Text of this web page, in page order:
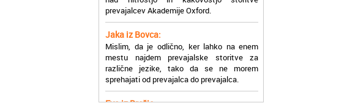
Jaka iz Bovca:
Mislim, da je odlično, ker lahko na enem
mestu najdem prevajalske storitve za
različne jezike, tako da se ne morem
sprehajati od prevajalca do prevajalca.
Eva iz Brežic:
Nujno sem potrebovala prevod v francoski